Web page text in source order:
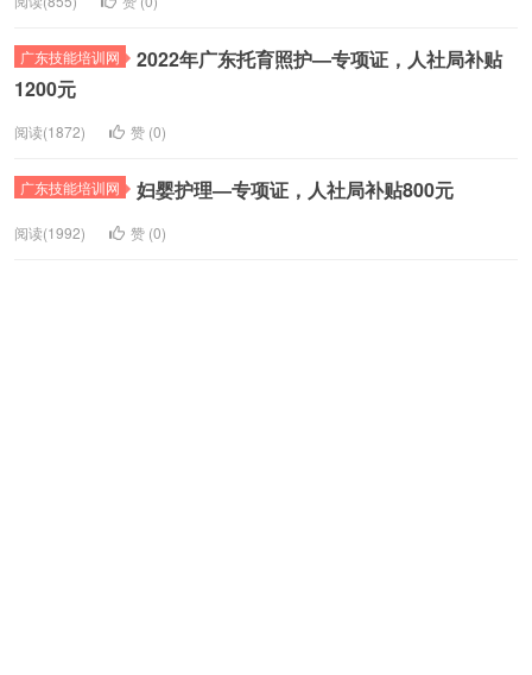
广东技能培训网
2022年广东托育照护—专项证，人社局补贴
1200元
阅读(1872) 赞 (0)
广东技能培训网 妇婴护理—专项证，人社局补贴800元
阅读(1992) 赞 (0)